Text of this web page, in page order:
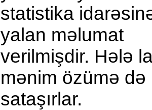
statistika
yalan məlumat
verilmişdir. Hələ
mənim özümə də
sataşırlar.